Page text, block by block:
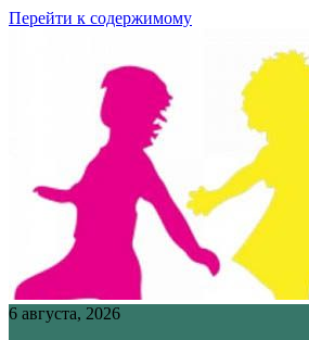
Перейти к содержимому
6 августа, 2026